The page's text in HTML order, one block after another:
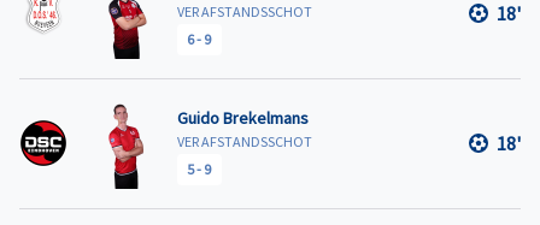
VER AFSTANDSSCHOT
6- 9
18'
Guido Brekelmans
VER AFSTANDSSCHOT
5- 9
18'